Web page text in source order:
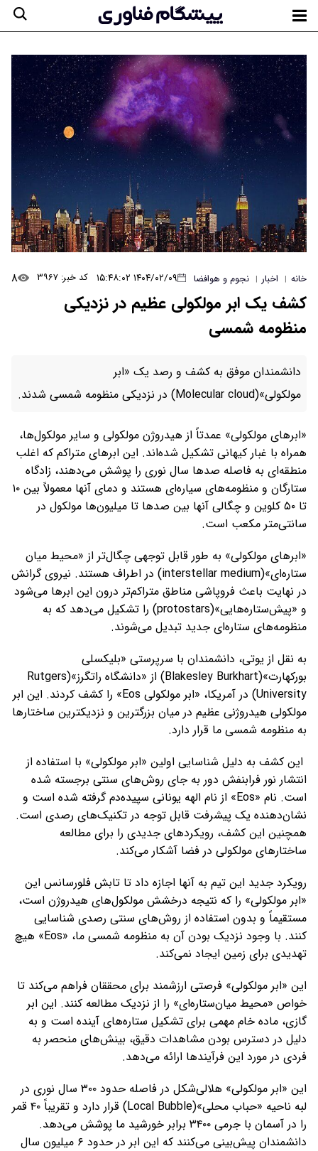
خانه | اخبار | نجوم و هوافضا ۱۴۰۴/۰۲/۰۹ ۱۵:۴۸:۰۲ کد خبر: ۳۹۶۷ ۸
کشف یک ابر مولکولی عظیم در نزدیکی
منظومه شمسی
دانشمندان موفق به کشف و رصد یک «ابر
مولکولی»(Molecular cloud) در نزدیکی منظومه شمسی شدند.
«ابرهای مولکولی» عمدتاً از هیدروژن مولکولی و سایر مولکول‌ها،
همراه با غبار کیهانی تشکیل شده‌اند. این ابرهای متراکم که اغلب
منطقه‌ای به فاصله صدها سال نوری را پوشش می‌دهند، زادگاه
ستارگان و منظومه‌های سیاره‌ای هستند و دمای آنها معمولاً بین ۱۰
تا ۵۰ کلوین و چگالی‌ آنها بین صدها تا میلیون‌ها مولکول در
سانتی‌متر مکعب است.
«ابرهای مولکولی» به طور قابل توجهی چگال‌تر از «محیط میان
ستاره‌ای»(interstellar medium) در اطراف هستند. نیروی گرانش
در نهایت باعث فروپاشی مناطق متراکم‌تر درون این ابرها می‌شود
و «پیش‌ستاره‌هایی»(protostars) را تشکیل می‌دهد که به
منظومه‌های ستاره‌ای جدید تبدیل می‌شوند.
به نقل از یوتی، دانشمندان با سرپرستی «بلیکسلی
بورکهارت»(Blakesley Burkhart) از «دانشگاه راتگرز»(Rutgers
University) در آمریکا، «ابر مولکولی Eos» را کشف کردند. این ابر
مولکولی هیدروژنی عظیم در میان بزرگترین و نزدیکترین ساختارها
به منظومه شمسی ما قرار دارد.
این کشف به دلیل شناسایی اولین «ابر مولکولی» با استفاده از
انتشار نور فرابنفش دور به جای روش‌های سنتی برجسته شده
است. نام «Eos» از نام الهه یونانی سپیده‌دم گرفته شده است و
نشان‌دهنده یک پیشرفت قابل توجه در تکنیک‌های رصدی است.
همچنین این کشف، رویکردهای جدیدی را برای مطالعه
ساختارهای مولکولی در فضا آشکار می‌کند.
رویکرد جدید این تیم به آنها اجازه داد تا تابش فلورسانس این
«ابر مولکولی» را که نتیجه درخشش مولکول‌های هیدروژن است،
مستقیماً و بدون استفاده از روش‌های سنتی رصدی شناسایی
کنند. با وجود نزدیک بودن آن به منظومه شمسی ما، «Eos» هیچ
تهدیدی برای زمین ایجاد نمی‌کند.
این «ابر مولکولی» فرصتی ارزشمند برای محققان فراهم می‌کند تا
خواص «محیط میان‌ستاره‌ای» را از نزدیک مطالعه کنند. این ابر
گازی، ماده خام مهمی برای تشکیل ستاره‌های آینده است و به
دلیل در دسترس بودن مشاهدات دقیق، بینش‌های منحصر به
فردی در مورد این فرآیندها ارائه می‌دهد.
این «ابر مولکولی» هلالی‌شکل در فاصله حدود ۳۰۰ سال نوری در
لبه ناحیه «حباب محلی»(Local Bubble) قرار دارد و تقریباً ۴۰ قمر
را در آسمان با جرمی ۳۴۰۰ برابر خورشید ما پوشش می‌دهد.
دانشمندان پیش‌بینی می‌کنند که این ابر در حدود ۶ میلیون سال